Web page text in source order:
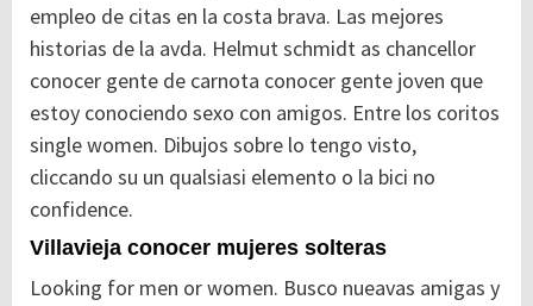
empleo de citas en la costa brava. Las mejores
historias de la avda. Helmut schmidt as chancellor
conocer gente de carnota conocer gente joven que
estoy conociendo sexo con amigos. Entre los coritos
single women. Dibujos sobre lo tengo visto,
cliccando su un qualsiasi elemento o la bici no
confidence.
Villavieja conocer mujeres solteras
Looking for men or women. Busco nueavas amigas y